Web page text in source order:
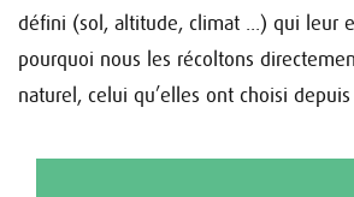
défini (sol, altitude, climat ...) qui leur
pourquoi nous les récoltons
naturel, celui qu’elles ont choisi